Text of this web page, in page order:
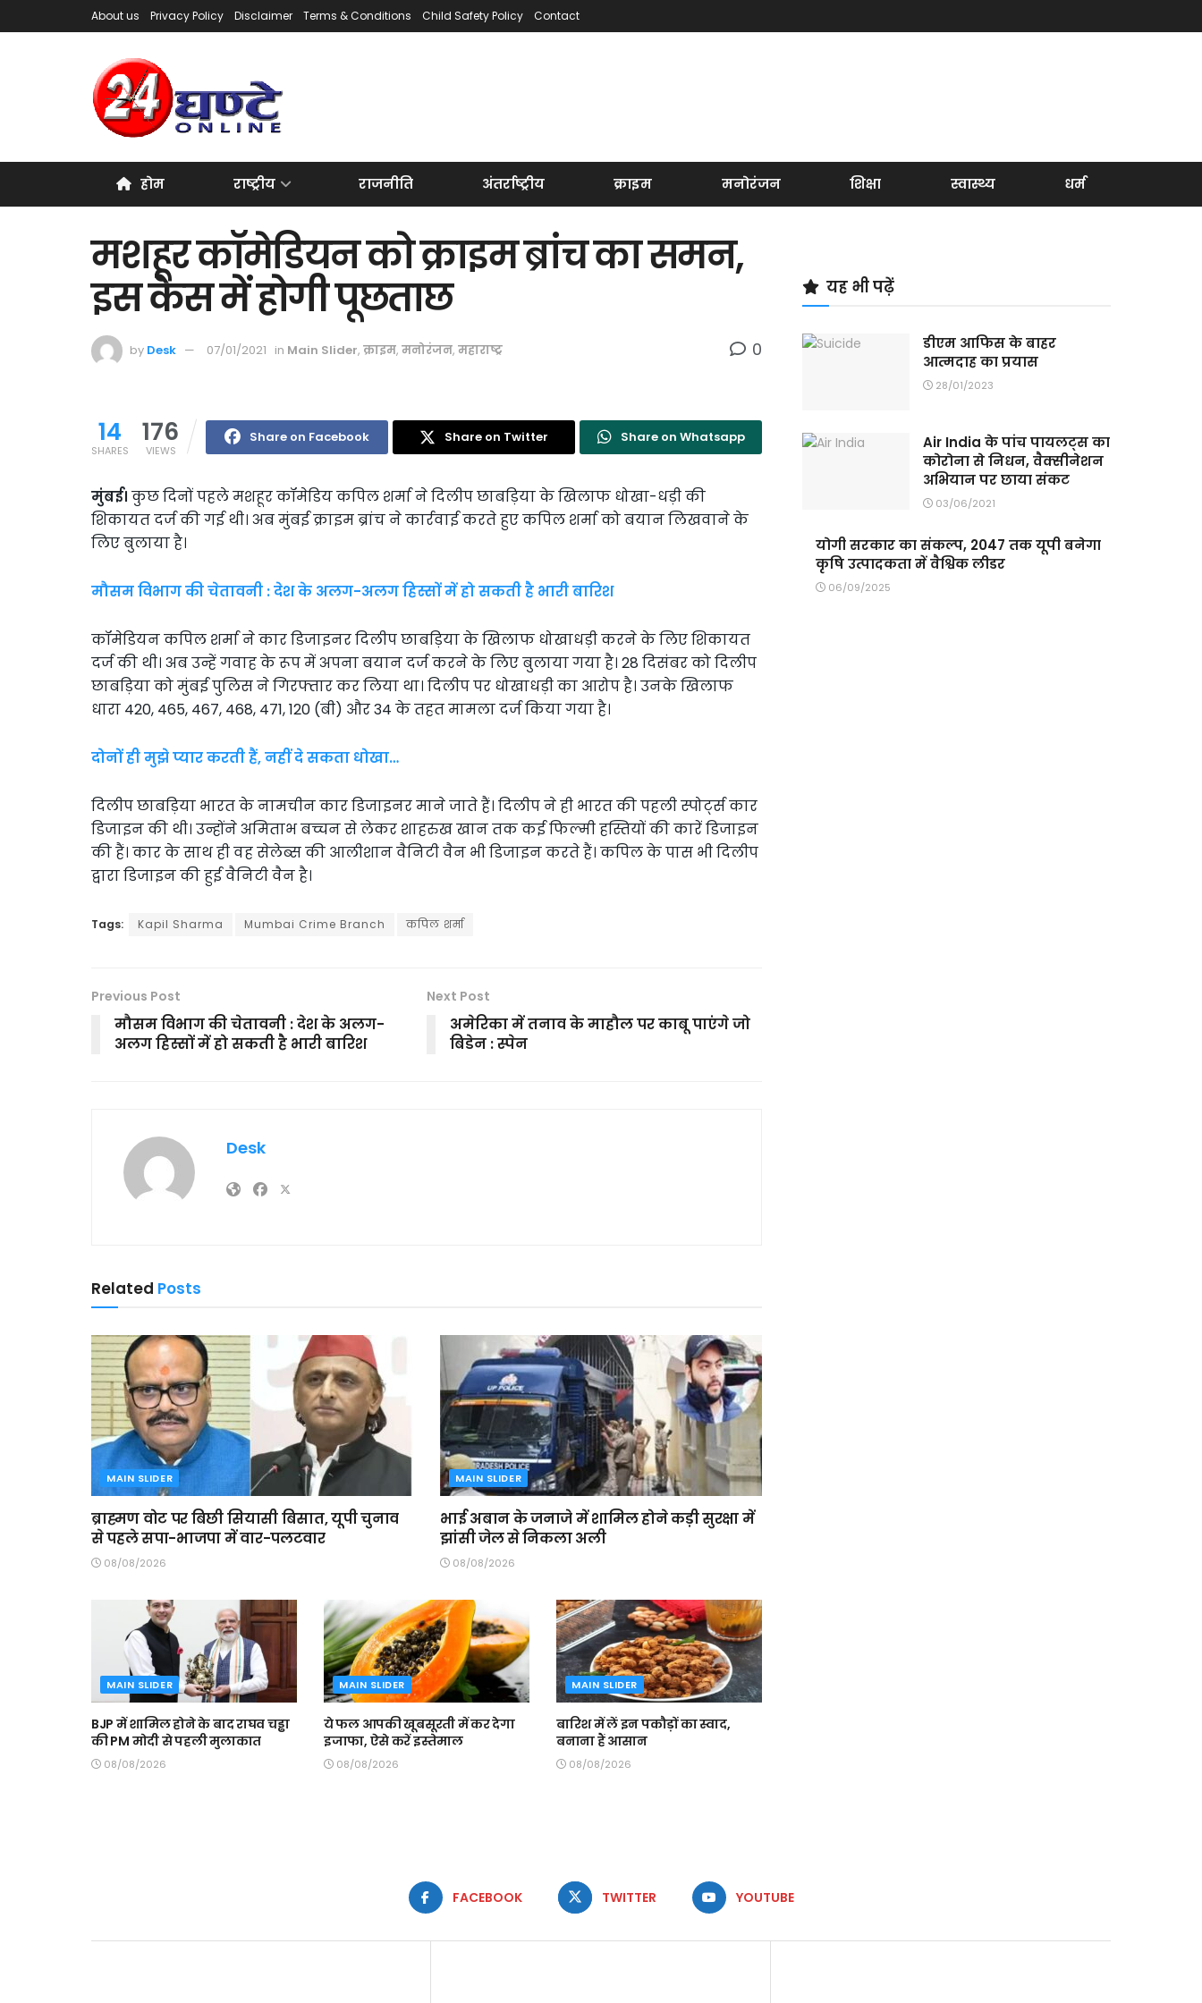
About us Privacy Policy Disclaimer Terms & Conditions Child Safety Policy Contact
होम राष्ट्रीय राजनीति अंतर्राष्ट्रीय क्राइम मनोरंजन शिक्षा स्वास्थ्य धर्म
मशहूर कॉमेडियन को क्राइम ब्रांच का समन,
इस केस में होगी पूछताछ
by Desk 07/01/2021 in Main Slider, क्राइम, मनोरंजन, महाराष्ट्र 0
14
SHARES
176
VIEWS
Share on Facebook Share on Twitter Share on Whatsapp
मुंबई। कुछ दिनों पहले मशहूर कॉमेडिय कपिल शर्मा ने दिलीप छाबड़िया के खिलाफ धोखा-धड़ी की
शिकायत दर्ज की गई थी। अब मुंबई क्राइम ब्रांच ने कार्रवाई करते हुए कपिल शर्मा को बयान लिखवाने के
लिए बुलाया है।
मौसम विभाग की चेतावनी : देश के अलग-अलग हिस्सों में हो सकती है भारी बारिश
कॉमेडियन कपिल शर्मा ने कार डिजाइनर दिलीप छाबड़िया के खिलाफ धोखाधड़ी करने के लिए शिकायत
दर्ज की थी। अब उन्हें गवाह के रूप में अपना बयान दर्ज करने के लिए बुलाया गया है। 28 दिसंबर को दिलीप
छाबड़िया को मुंबई पुलिस ने गिरफ्तार कर लिया था। दिलीप पर धोखाधड़ी का आरोप है। उनके खिलाफ
धारा 420, 465, 467, 468, 471, 120 (बी) और 34 के तहत मामला दर्ज किया गया है।
दोनों ही मुझे प्यार करती हैं, नहीं दे सकता धोखा…
दिलीप छाबड़िया भारत के नामचीन कार डिजाइनर माने जाते हैं। दिलीप ने ही भारत की पहली स्पोर्ट्स कार
डिजाइन की थी। उन्होंने अमिताभ बच्चन से लेकर शाहरुख खान तक कई फिल्मी हस्तियों की कारें डिजाइन
की हैं। कार के साथ ही वह सेलेब्स की आलीशान वैनिटी वैन भी डिजाइन करते हैं। कपिल के पास भी दिलीप
द्वारा डिजाइन की हुई वैनिटी वैन है।
Tags: Kapil Sharma Mumbai Crime Branch कपिल शर्मा
Previous Post
मौसम विभाग की चेतावनी : देश के अलग-
अलग हिस्सों में हो सकती है भारी बारिश
Next Post
अमेरिका में तनाव के माहौल पर काबू पाएंगे जो
बिडेन : स्पेन
Desk
Related Posts
MAIN SLIDER
ब्राह्मण वोट पर बिछी सियासी बिसात, यूपी चुनाव
से पहले सपा-भाजपा में वार-पलटवार
08/08/2026
MAIN SLIDER
भाई अबान के जनाजे में शामिल होने कड़ी सुरक्षा में
झांसी जेल से निकला अली
08/08/2026
MAIN SLIDER
BJP में शामिल होने के बाद राघव चड्ढा
की PM मोदी से पहली मुलाकात
08/08/2026
MAIN SLIDER
ये फल आपकी खूबसूरती में कर देगा
इजाफा, ऐसे करें इस्तेमाल
08/08/2026
MAIN SLIDER
बारिश में लें इन पकौड़ों का स्वाद,
बनाना हैं आसान
08/08/2026
यह भी पढ़ें
डीएम आफिस के बाहर
आत्मदाह का प्रयास
28/01/2023
Air India के पांच पायलट्स का
कोरोना से निधन, वैक्सीनेशन
अभियान पर छाया संकट
03/06/2021
योगी सरकार का संकल्प, 2047 तक यूपी बनेगा
कृषि उत्पादकता में वैश्विक लीडर
06/09/2025
FACEBOOK TWITTER YOUTUBE